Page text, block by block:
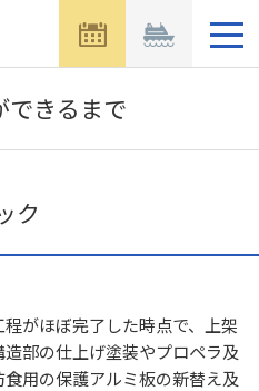
ュ
開
できるまで
ク
がほぼ完了した時点で、上架
部の仕上げ塗装やプロペラ及
用の保護アルミ板の新替え及